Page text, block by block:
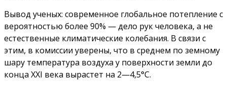
Вывод ученых: современное глобальное потепление с
вероятностью более 90% — дело рук человека, а не
естественные климатические колебания. В связи с
этим, в комиссии уверены, что в среднем по земному
шару температура воздуха у поверхности земли до
конца XXI века вырастет на 2—4,5°С.